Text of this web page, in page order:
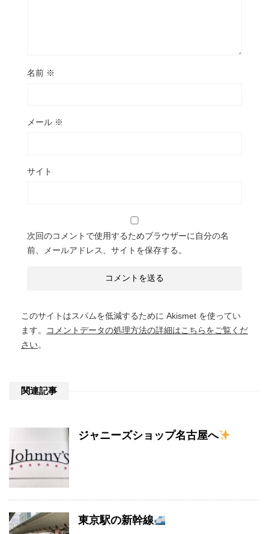
名前 ※
メール ※
サイト
次回のコメントで使用するためブラウザーに自分の名
前、メールアドレス、サイトを保存する。
このサイトはスパムを低減するために Akismet を使ってい
ます。
コメントデータの処理方法の詳細はこちらをご覧くだ
さい。
関連記事
ジャニーズショップ名古屋へ
東京駅の新幹線